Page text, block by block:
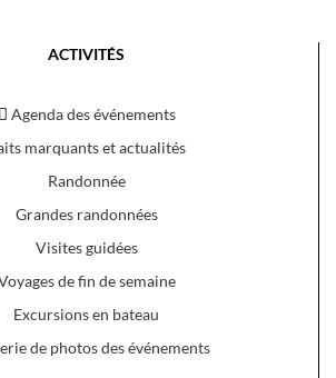
ACTIVITÉS
Agenda des événements
marquants et actualités
Randonnée
Grandes randonnées
Visites guidées
de fin de semaine
Excursions en bateau
de photos des événements